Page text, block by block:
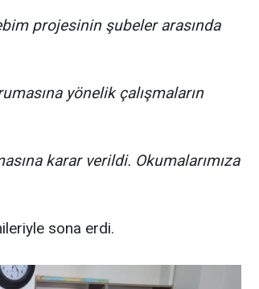
projesinin şubeler arasında
yönelik çalışmaların
karar verildi. Okumalarımıza
sona erdi.